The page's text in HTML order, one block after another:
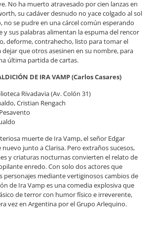
No ha muerto atravesado por cien lanzas en
su cadáver desnudo no yace colgado al sol
no se pudre en una cárcel común esperando
y sus palabras alimentan la espuma del rencor
deforme, contrahecho, listo para tomar el
dejar que otros asesinen en su nombre, para
última partida de cartas.
DE IRA VAMP (Carlos Casares)
Rivadavia (Av. Colón 31)
Cristian Rengach
muerte de Ira Vamp, el señor Edgar
junto a Clarisa. Pero extraños sucesos,
y criaturas nocturnas convierten el relato de
enredo. Con solo dos actores que
personajes mediante vertiginosos cambios de
de Ira Vamp es una comedia explosiva que
de terror con humor físico e irreverente,
vez en Argentina por el Grupo Arlequino.